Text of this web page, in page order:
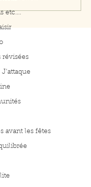
etc....
révisées
avant les fêtes